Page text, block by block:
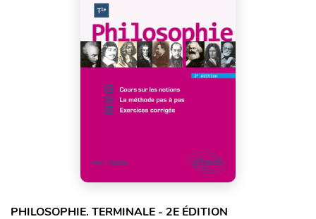
PHILOSOPHIE. TERMINALE - 2E ÉDITION